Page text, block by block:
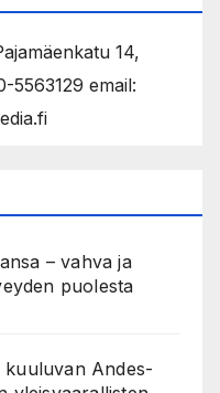
14,
5563129 email:
– vahva ja
puolesta
kuuluvan Andes-